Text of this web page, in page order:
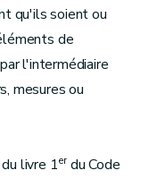
qu'ils soient ou
de
l'intermédiaire
mesures ou
livre 1erdu Code